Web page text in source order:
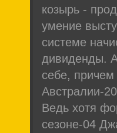
козырь -
умение
системе
дивиденды.
себе, причем
Австралии-
Ведь хотя
сезоне-04